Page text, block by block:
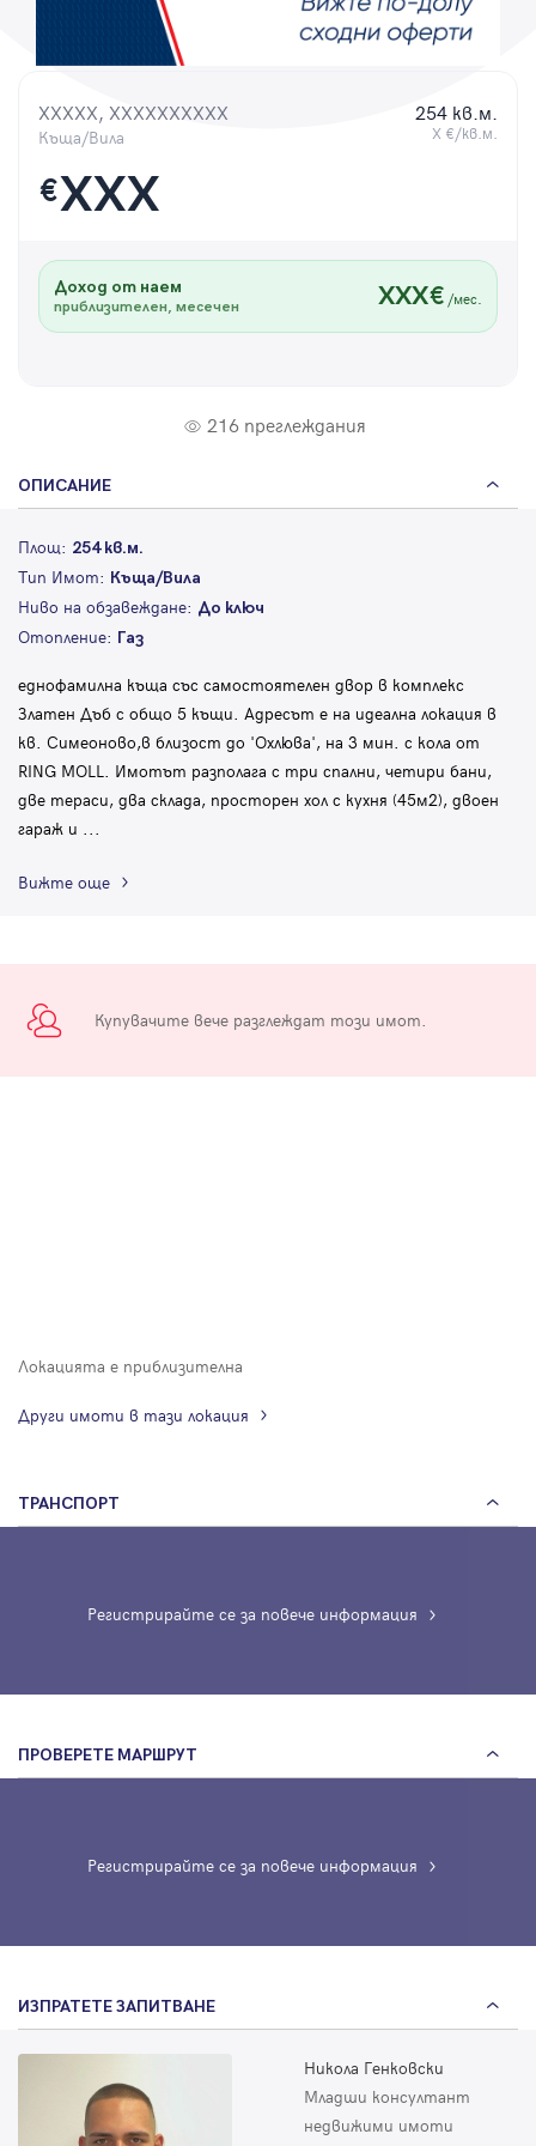
XXXXX, XXXXXXXXXX
Къща/Вила
254 кв.м.
X €/кв.м.
€XXX
Доход от наем
приблизителен, месечен XXX€ /мес.
216 преглеждания
ОПИСАНИЕ
Площ: 254 кв.м.
Тип Имот: Къща/Вила
Ниво на обзавеждане: До ключ
Отопление: Газ
еднофамилна къща със самостоятелен двор в комплекс
Златен Дъб с общо 5 къщи. Адресът е на идеална локация в
кв. Симеоново,в близост до 'Охлюва', на 3 мин. с кола от
RING MOLL. Имотът разполага с три спални, четири бани,
две тераси, два склада, просторен хол с кухня (45м2), двоен
гараж и ...
Вижте още
Купувачите вече разглеждат този имот.
Локацията е приблизителна
Други имоти в тази локация
ТРАНСПОРТ
Регистрирайте се за повече информация
ПРОВЕРЕТЕ МАРШРУТ
Регистрирайте се за повече информация
ИЗПРАТЕТЕ ЗАПИТВАНЕ
Никола Генковски
Младши консултант
недвижими имоти
Парола